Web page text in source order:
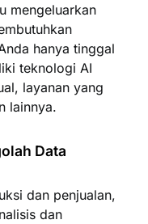
mengeluarkan
hanya tinggal
teknologi AI
layanan yang
lainnya.
Data
dan penjualan,
dan